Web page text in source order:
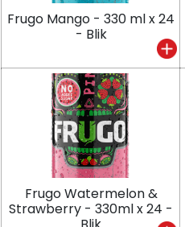
Frugo Mango - 330 ml x 24
- Blik
Frugo Watermelon &
Strawberry - 330ml x 24 -